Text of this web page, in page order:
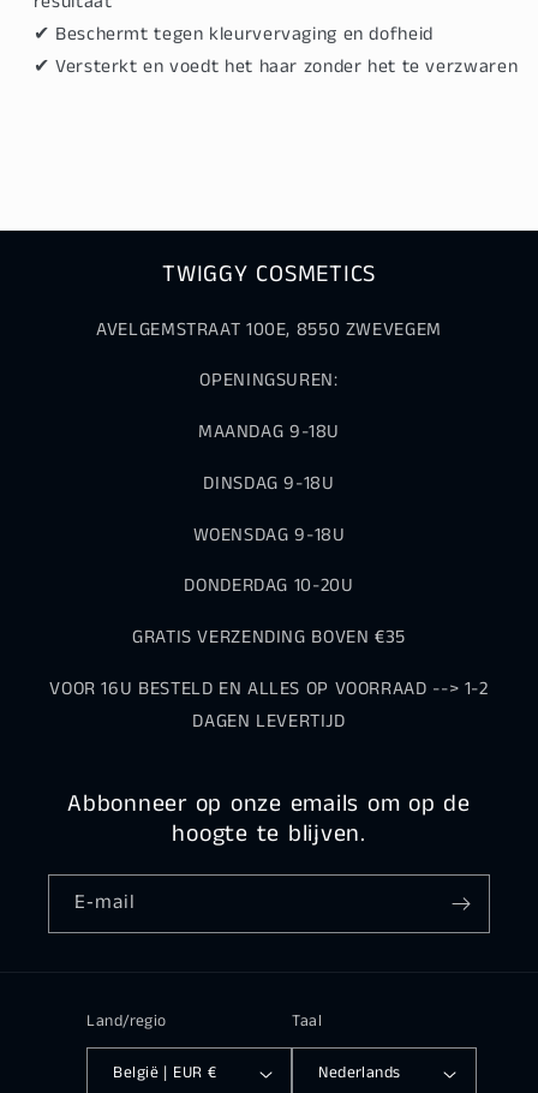
✔ Beschermt tegen kleurvervaging en dofheid
✔Versterkt en voedt het haar zonder het te verzwaren
TWIGGY COSMETICS
AVELGEMSTRAAT 100E, 8550 ZWEVEGEM
OPENINGSUREN:
MAANDAG 9-18U
DINSDAG 9-18U
WOENSDAG 9-18U
DONDERDAG 10-20U
GRATIS VERZENDING BOVEN €35
VOOR 16U BESTELD EN ALLES OP VOORRAAD --> 1-2
DAGEN LEVERTIJD
Abbonneer op onze emails om op de
hoogte te blijven.
E‑mail
Land/regio
België | EUR €
Taal
Nederlands